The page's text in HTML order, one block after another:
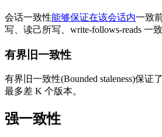
会话一致性能够保证在该会话内一致
写、读己所写、write-follows-reads 一致
有界旧一致性
有界旧一致性(Bounded staleness)保
最多差 K 个版本。
强一致性